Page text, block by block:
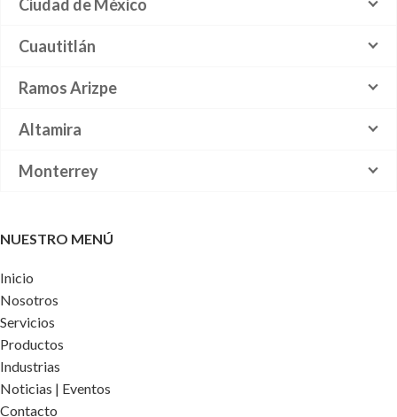
Ciudad de México
Cuautitlán
Ramos Arizpe
Altamira
Monterrey
NUESTRO MENÚ
Inicio
Nosotros
Servicios
Productos
Industrias
Noticias | Eventos
Contacto